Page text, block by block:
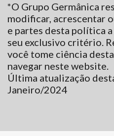
*O Grupo Germânica
modificar, acrescentar
e partes desta política
seu exclusivo critério.
você tome ciência
navegar neste website.
Última atualização
Janeiro/2024